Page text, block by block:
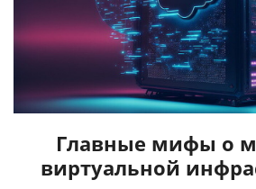
Главные мифы о
виртуальной